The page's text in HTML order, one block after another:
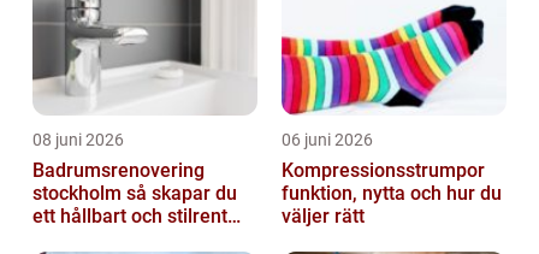
08 juni 2026
Badrumsrenovering
stockholm så skapar du
ett hållbart och stilrent
06 juni 2026
Kompressionsstrumpor
funktion, nytta och hur du
väljer rätt